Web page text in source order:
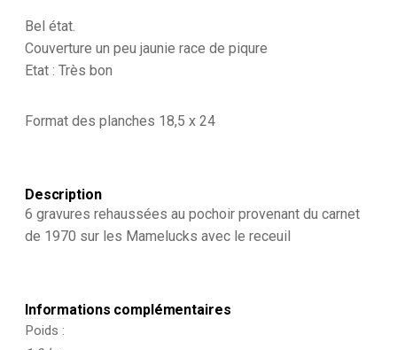
Bel état.
Couverture un peu jaunie race de piqure
Etat : Très bon
Format des planches 18,5 x 24
Description
6 gravures rehaussées au pochoir provenant du carnet
de 1970 sur les Mamelucks avec le receuil
Informations complémentaires
Poids